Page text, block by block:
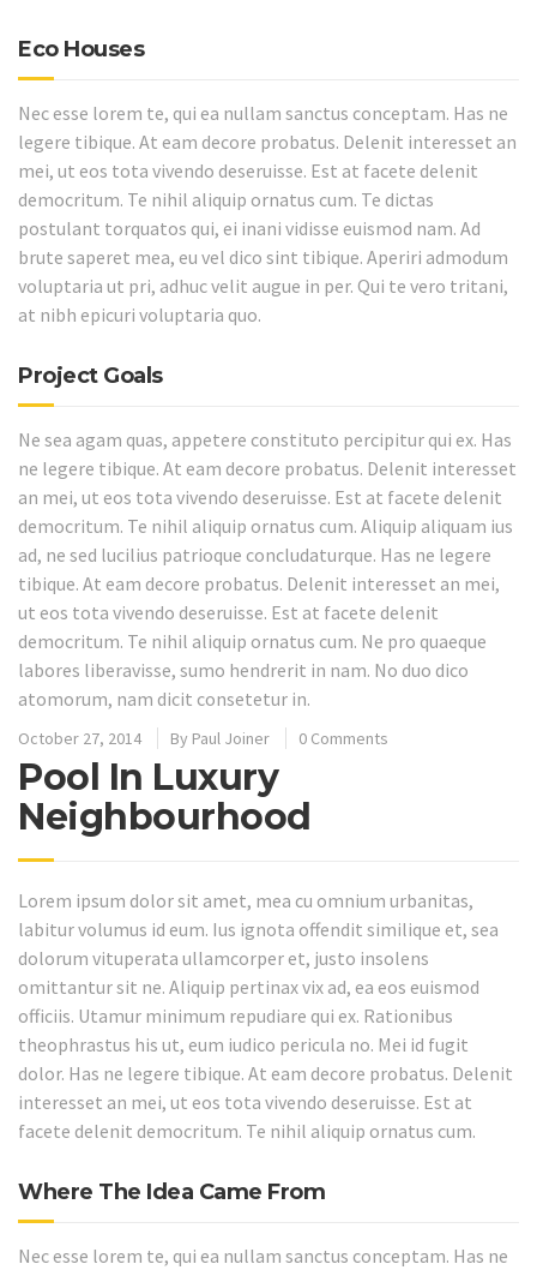
Eco Houses
Nec esse lorem te, qui ea nullam sanctus conceptam. Has ne
legere tibique. At eam decore probatus. Delenit interesset an
mei, ut eos tota vivendo deseruisse. Est at facete delenit
democritum. Te nihil aliquip ornatus cum. Te dictas
postulant torquatos qui, ei inani vidisse euismod nam. Ad
brute saperet mea, eu vel dico sint tibique. Aperiri admodum
voluptaria ut pri, adhuc velit augue in per. Qui te vero tritani,
at nibh epicuri voluptaria quo.
Project Goals
Ne sea agam quas, appetere constituto percipitur qui ex. Has
ne legere tibique. At eam decore probatus. Delenit interesset
an mei, ut eos tota vivendo deseruisse. Est at facete delenit
democritum. Te nihil aliquip ornatus cum. Aliquip aliquam ius
ad, ne sed lucilius patrioque concludaturque. Has ne legere
tibique. At eam decore probatus. Delenit interesset an mei,
ut eos tota vivendo deseruisse. Est at facete delenit
democritum. Te nihil aliquip ornatus cum. Ne pro quaeque
labores liberavisse, sumo hendrerit in nam. No duo dico
atomorum, nam dicit consetetur in.
October 27, 2014 By Paul Joiner 0 Comments
Pool In Luxury
Neighbourhood
Lorem ipsum dolor sit amet, mea cu omnium urbanitas,
labitur volumus id eum. Ius ignota offendit similique et, sea
dolorum vituperata ullamcorper et, justo insolens
omittantur sit ne. Aliquip pertinax vix ad, ea eos euismod
officiis. Utamur minimum repudiare qui ex. Rationibus
theophrastus his ut, eum iudico pericula no. Mei id fugit
dolor. Has ne legere tibique. At eam decore probatus. Delenit
interesset an mei, ut eos tota vivendo deseruisse. Est at
facete delenit democritum. Te nihil aliquip ornatus cum.
Where The Idea Came From
Nec esse lorem te, qui ea nullam sanctus conceptam. Has ne